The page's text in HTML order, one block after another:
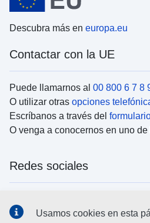
Descubra más en europa.eu
Contactar con la UE
Puede llamarnos al 00 800 6 7 8
O utilizar otras opciones
Escríbanos a través del
O venga a conocernos en uno de
Redes sociales
Usamos cookies en esta